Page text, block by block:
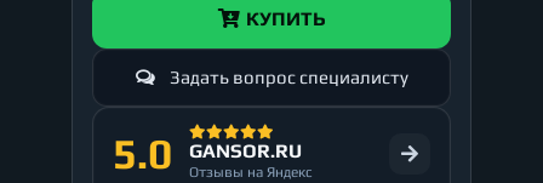
КУПИТЬ
Задать вопрос специалисту
5.0 GANSOR.RU
Отзывы на Яндекс